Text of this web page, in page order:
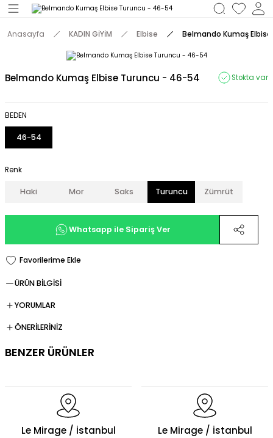
Geri Dön
Anasayfa KADIN GİYİM Elbise Belmando Kumaş
Belmando Kumaş Elbise Turuncu - 46-54 Stokta var
BEDEN
46-54
Renk
Haki Mor Saks Turuncu Zümrüt
Whatsapp ile Sipariş Ver
ÜRÜN BİLGİSİ
YORUMLAR
ÖNERİLERİNİZ
BENZER ÜRÜNLER
Le Mirage / İstanbul Le Mirage / İstanbul